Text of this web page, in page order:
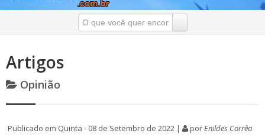
Artigos
Opinião
Publicado em Quinta - 08 de Setembro de 2022 | porEnildes Corrêa